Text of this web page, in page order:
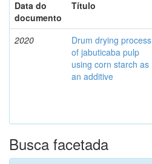
Data do
documento
Título
2020
Drum drying process
of jabuticaba pulp
using corn starch as
an additive
Busca facetada